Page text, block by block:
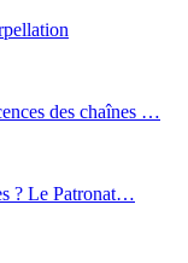
des chaînes …
? Le Patronat…